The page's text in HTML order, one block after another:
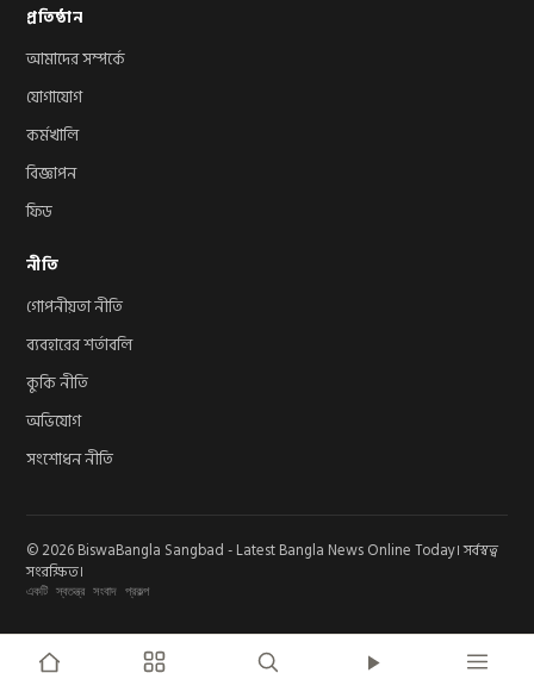
প্রতিষ্ঠান
আমাদের সম্পর্কে
যোগাযোগ
কর্মখালি
বিজ্ঞাপন
ফিড
নীতি
গোপনীয়তা নীতি
ব্যবহারের শর্তাবলি
কুকি নীতি
অভিযোগ
সংশোধন নীতি
© 2026 BiswaBangla Sangbad - Latest Bangla News Online Today। সর্বস্বত্ব
সংরক্ষিত।
একটি স্বতন্ত্র সংবাদ প্রকল্প